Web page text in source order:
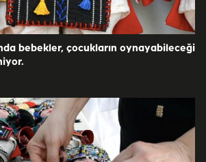
bebekler, çocukların oynayabileceği